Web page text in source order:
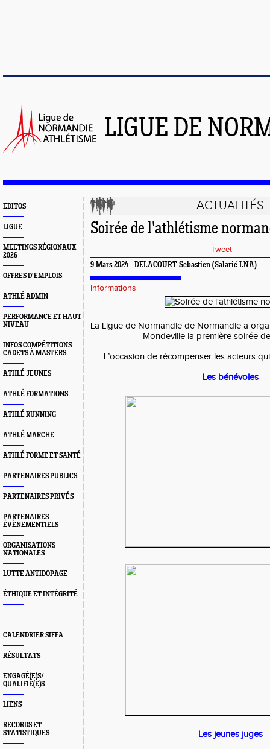
LIGUE DE
EDITOS
LIGUE
MEETINGS RÉGIONAUX
2026
OFFRES D'EMPLOIS
ATHLÉ ADMIN
PERFORMANCE ET HAUT
NIVEAU
INFOS COMPÉTITIONS
CADETS À MASTERS
ATHLÉ JEUNES
ATHLÉ FORMATIONS
ATHLÉ RUNNING
ATHLÉ MARCHE
ATHLÉ FORME ET SANTÉ
PARTENAIRES PUBLICS
PARTENAIRES PRIVÉS
PARTENAIRES
ÉVÈNEMENTIELS
ORGANISATIONS
NATIONALES
LUTTE ANTIDOPAGE
ÉTHIQUE ET INTÉGRITÉ
--
CALENDRIER SIFFA
RÉSULTATS
ENGAGÉ(E)S/
QUALIFIÉ(E)S
LIENS
RECORDS ET
STATISTIQUES
ACTUALITÉS
Soirée de l'athlétisme
Tweet
9 Mars 2024 - DELACOURT Sebastien (Salarié LNA)
Informations
La Ligue de Normandie de Normandie a
Mondeville la première soirée
L’occasion de récompenser les acteurs
Les bénévoles
Les jeunes juges